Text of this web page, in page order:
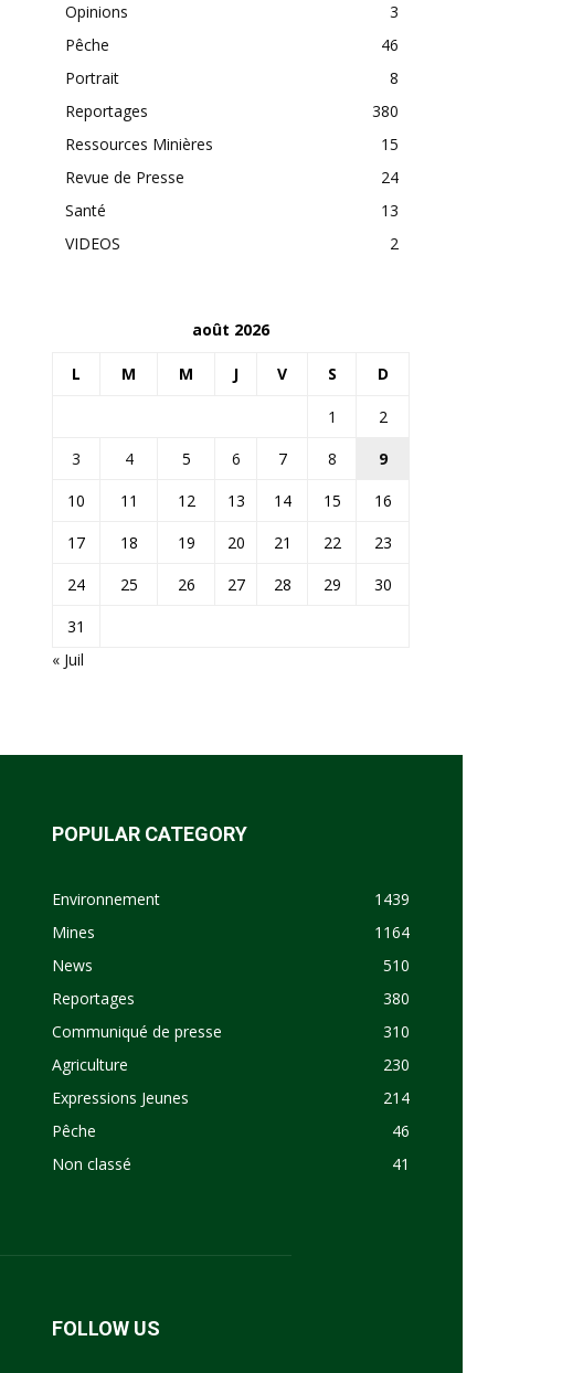
Opinions
3
Pêche
46
Portrait
8
Reportages
380
Ressources Minières
15
Revue de Presse
24
Santé
13
VIDEOS
2
août 2026
L M M J V S D
1
2
3
4 5 6 7 8
9
10
11 12 13 14 15
16
17
18 19 20 21 22
23
24
25 26 27 28 29
30
31
« Juil
POPULAR CATEGORY
Environnement
1439
Mines
1164
News
510
Reportages
380
Communiqué de presse
310
Agriculture
230
Expressions Jeunes
214
Pêche
46
Non classé
41
FOLLOW US